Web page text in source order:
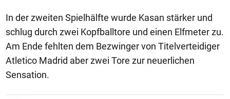
In der zweiten Spielhälfte wurde Kasan stärker und
schlug durch zwei Kopfballtore und einen Elfmeter zu.
Am Ende fehlten dem Bezwinger von Titelverteidiger
Atletico Madrid aber zwei Tore zur neuerlichen
Sensation.